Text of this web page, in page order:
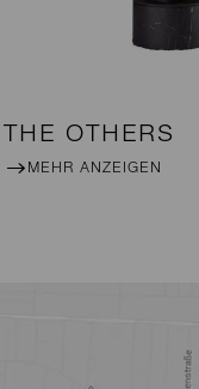
THE OTHERS
MEHR ANZEIGEN